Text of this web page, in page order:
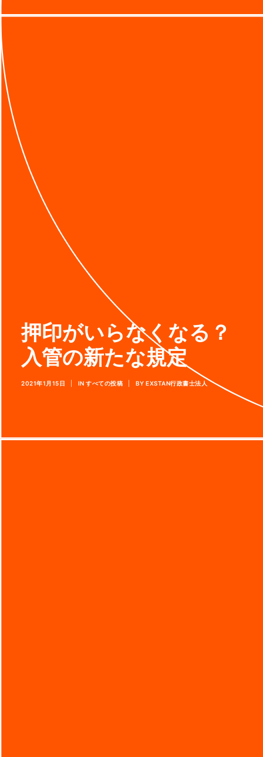
押印がいらなくなる？
入管の新たな規定
2021年1月15日 IN すべての投稿 BY EXSTAN行政書士法人